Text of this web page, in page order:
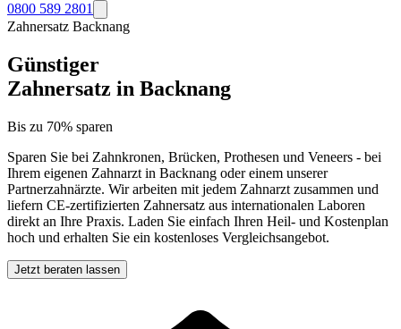
0800 589 2801
Zahnersatz Backnang
Günstiger
Zahnersatz in Backnang
Bis zu 70% sparen
Sparen Sie bei Zahnkronen, Brücken, Prothesen und Veneers - bei
Ihrem eigenen Zahnarzt in Backnang oder einem unserer
Partnerzahnärzte. Wir arbeiten mit jedem Zahnarzt zusammen und
liefern CE-zertifizierten Zahnersatz aus internationalen Laboren
direkt an Ihre Praxis. Laden Sie einfach Ihren Heil- und Kostenplan
hoch und erhalten Sie ein kostenloses Vergleichsangebot.
Jetzt beraten lassen